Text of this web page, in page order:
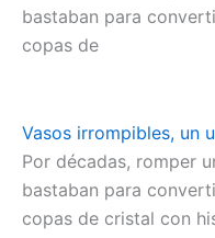
bastaban para
copas de
Vasos irrompibles, un
Por décadas, romper
bastaban para
copas de cristal con